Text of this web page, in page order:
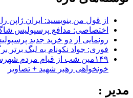
از قول من بنویسید: ایران ژاپن
اختصاصی: مدافع پرسپولیس
رونمایی از دو خرید جدید
فوری: جواد نکونام به لیگ برتر
۱۴۹مین شب از قیام مردم
خونخواهی رهبر شهید + تصاویر
مدیر :